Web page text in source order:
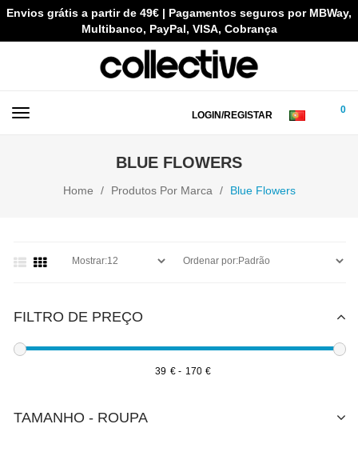
Envios grátis a partir de 49€ | Pagamentos seguros por MBWay,
Multibanco, PayPal, VISA, Cobrança
LOGIN/REGISTAR 0
BLUE FLOWERS
Home Produtos Por Marca Blue Flowers
FILTRO DE PREÇO
€ - €
TAMANHO - ROUPA